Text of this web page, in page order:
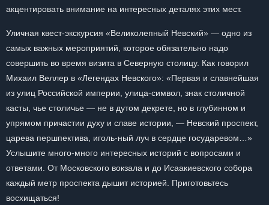
акцентировать внимание на интересных деталях этих мест.
Уличная квест-экскурсия «Великолепный Невский» — одно из
самых важных мероприятий, которое обязательно надо
совершить во время визита в Северную столицу. Как говорил
Михаил Веллер в «Легендах Невского»: «Первая и славнейшая
из улиц Российской империи, улица-символ, знак столичной
касты, чье столичье — не в дутом декрете, но в глубинном и
упрямом причастии духу и славе истории, — Невский проспект,
царева першпектива, иголь-ный луч в сердце государевом…»
Услышите много-много интересных историй с вопросами и
ответами. От Московского вокзала и до Исаакиевского собора
каждый метр проспекта дышит историей. Приготовьтесь
восхищаться!